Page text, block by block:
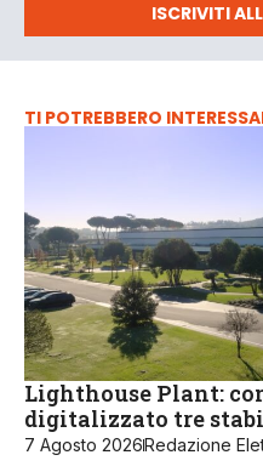
ISCRIVITI
TI POTREBBERO
Lighthouse Plant:
digitalizzato tre
7 Agosto 2026Redazione